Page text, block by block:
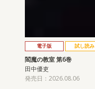
電子版 試し読み
閻魔の教室 第6巻
田中優吏
発売日：2026.08.06